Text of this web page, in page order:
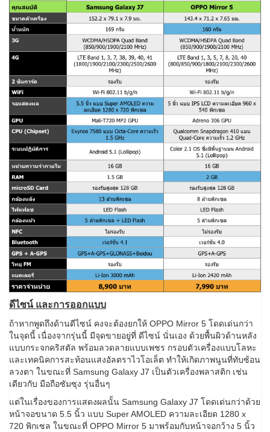
ดีไซน์ และการออกแบบ
ถ้าหากพูดถึงด้านดีไซน์ คงจะต้องยกให้ OPPO Mirror 5 โดดเด่นกว่า
ในจุดนี้ เนื่องจากรุ่นนี้ มีจุดขายอยู่ที่ ดีไซน์ นั่นเอง ด้วยพื้นผิวด้านหลัง
แบบกระจกคริสตัล พร้อมลวดลายแบบเพชร กรอบตัวเครื่องแบบโลหะ
และเทคนิคการสะท้อนแสงอัลตราไวโอเล็ต ทำให้เกิดภาพนูนที่ทับซ้อน
ลวงตา ในขณะที่ Samsung Galaxy J7 เป็นตัวเครื่องพลาสติก เช่น
เดียวกับ มือถือซัมซุง รุ่นอื่นๆ
แต่ในเรื่องของการแสดงผลนั้น Samsung Galaxy J7 โดดเด่นกว่าด้วย
หน้าจอขนาด 5.5 นิ้ว แบบ Super AMOLED ความละเอียด 1280 x
720 พิกเซล ในขณะที่ OPPO Mirror 5 มาพร้อมกับหน้าจอกว้าง 5 นิ้ว